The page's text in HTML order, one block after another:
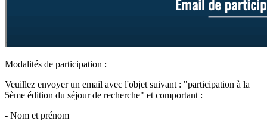
Modalités de participation :
Veuillez envoyer un email avec l'objet suivant : "participation à la
5ème édition du séjour de recherche" et comportant :
- Nom et prénom